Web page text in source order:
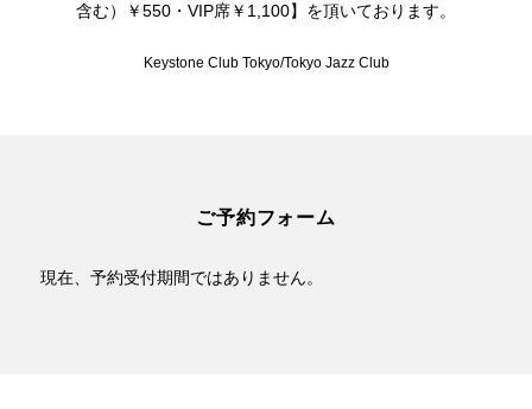
含む）￥550・VIP席￥1,100】を頂いております。
Keystone Club Tokyo/Tokyo Jazz Club
ご予約フォーム
現在、予約受付期間ではありません。